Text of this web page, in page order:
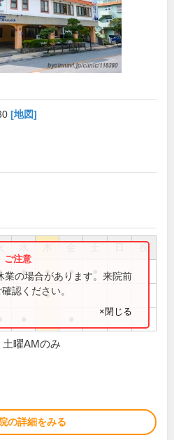
[地図]
祝
● ● ●
●
業の場合があります。来院前
認ください。
×閉じる
土曜AMのみ
の詳細をみる